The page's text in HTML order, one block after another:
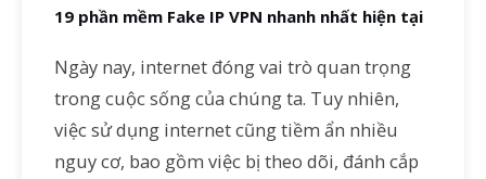
19 phần mềm Fake IP VPN nhanh nhất hiện tại
Ngày nay, internet đóng vai trò quan trọng
trong cuộc sống của chúng ta. Tuy nhiên,
việc sử dụng internet cũng tiềm ẩn nhiều
nguy cơ, bao gồm việc bị theo dõi, đánh cắp